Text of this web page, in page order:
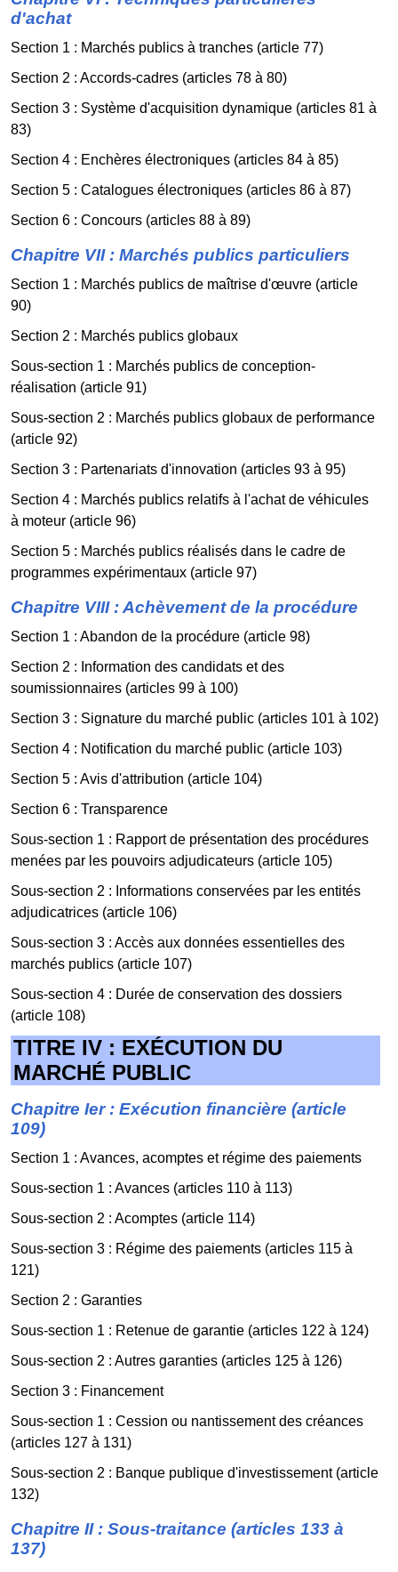
d'achat
Section 1 : Marchés publics à tranches (article 77)
Section 2 : Accords-cadres (articles 78 à 80)
Section 3 : Système d'acquisition dynamique (articles 81 à
83)
Section 4 : Enchères électroniques (articles 84 à 85)
Section 5 : Catalogues électroniques (articles 86 à 87)
Section 6 : Concours (articles 88 à 89)
Chapitre VII : Marchés publics particuliers
Section 1 : Marchés publics de maîtrise d'œuvre (article
90)
Section 2 : Marchés publics globaux
Sous-section 1 : Marchés publics de conception-
réalisation (article 91)
Sous-section 2 : Marchés publics globaux de performance
(article 92)
Section 3 : Partenariats d'innovation (articles 93 à 95)
Section 4 : Marchés publics relatifs à l'achat de véhicules
à moteur (article 96)
Section 5 : Marchés publics réalisés dans le cadre de
programmes expérimentaux (article 97)
Chapitre VIII : Achèvement de la procédure
Section 1 : Abandon de la procédure (article 98)
Section 2 : Information des candidats et des
soumissionnaires (articles 99 à 100)
Section 3 : Signature du marché public (articles 101 à 102)
Section 4 : Notification du marché public (article 103)
Section 5 : Avis d'attribution (article 104)
Section 6 : Transparence
Sous-section 1 : Rapport de présentation des procédures
menées par les pouvoirs adjudicateurs (article 105)
Sous-section 2 : Informations conservées par les entités
adjudicatrices (article 106)
Sous-section 3 : Accès aux données essentielles des
marchés publics (article 107)
Sous-section 4 : Durée de conservation des dossiers
(article 108)
TITRE IV : EXÉCUTION DU
MARCHÉ PUBLIC
Chapitre Ier : Exécution financière (article
109)
Section 1 : Avances, acomptes et régime des paiements
Sous-section 1 : Avances (articles 110 à 113)
Sous-section 2 : Acomptes (article 114)
Sous-section 3 : Régime des paiements (articles 115 à
121)
Section 2 : Garanties
Sous-section 1 : Retenue de garantie (articles 122 à 124)
Sous-section 2 : Autres garanties (articles 125 à 126)
Section 3 : Financement
Sous-section 1 : Cession ou nantissement des créances
(articles 127 à 131)
Sous-section 2 : Banque publique d'investissement (article
132)
Chapitre II : Sous-traitance (articles 133 à
137)